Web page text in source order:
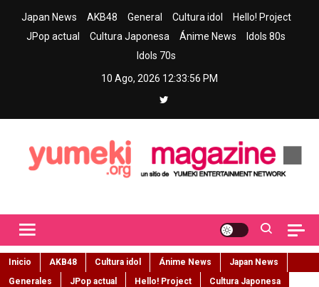
Japan News AKB48 General Cultura idol
Hello! Project
JPop actual
Cultura Japonesa Ánime News
Idols 80s
Idols 70s
10 Ago, 2026 12:33:57 PM
Inicio AKB48 Cultura idol Ánime News
Japan News
Generales
JPop actual Hello! Project
Cultura Japonesa